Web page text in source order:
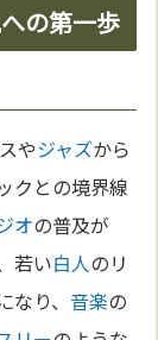
の第一歩
やジャズから
クとの境界線
オの普及が
若い白人のリ
なり、音楽の